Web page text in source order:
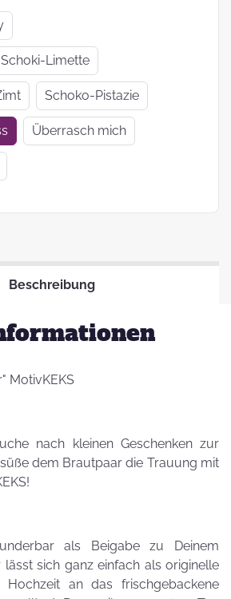
Limette
Schoko-Pistazie
Überrasch mich
Beschreibung
MotivKEKS
nach kleinen Geschenken zur
dem Brautpaar die Trauung mit
als Beigabe zu Deinem
lässt sich ganz einfach als originelle
Hochzeit an das frischgebackene